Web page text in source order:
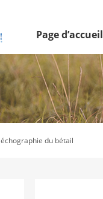
Page d’accueil
échographie du bétail